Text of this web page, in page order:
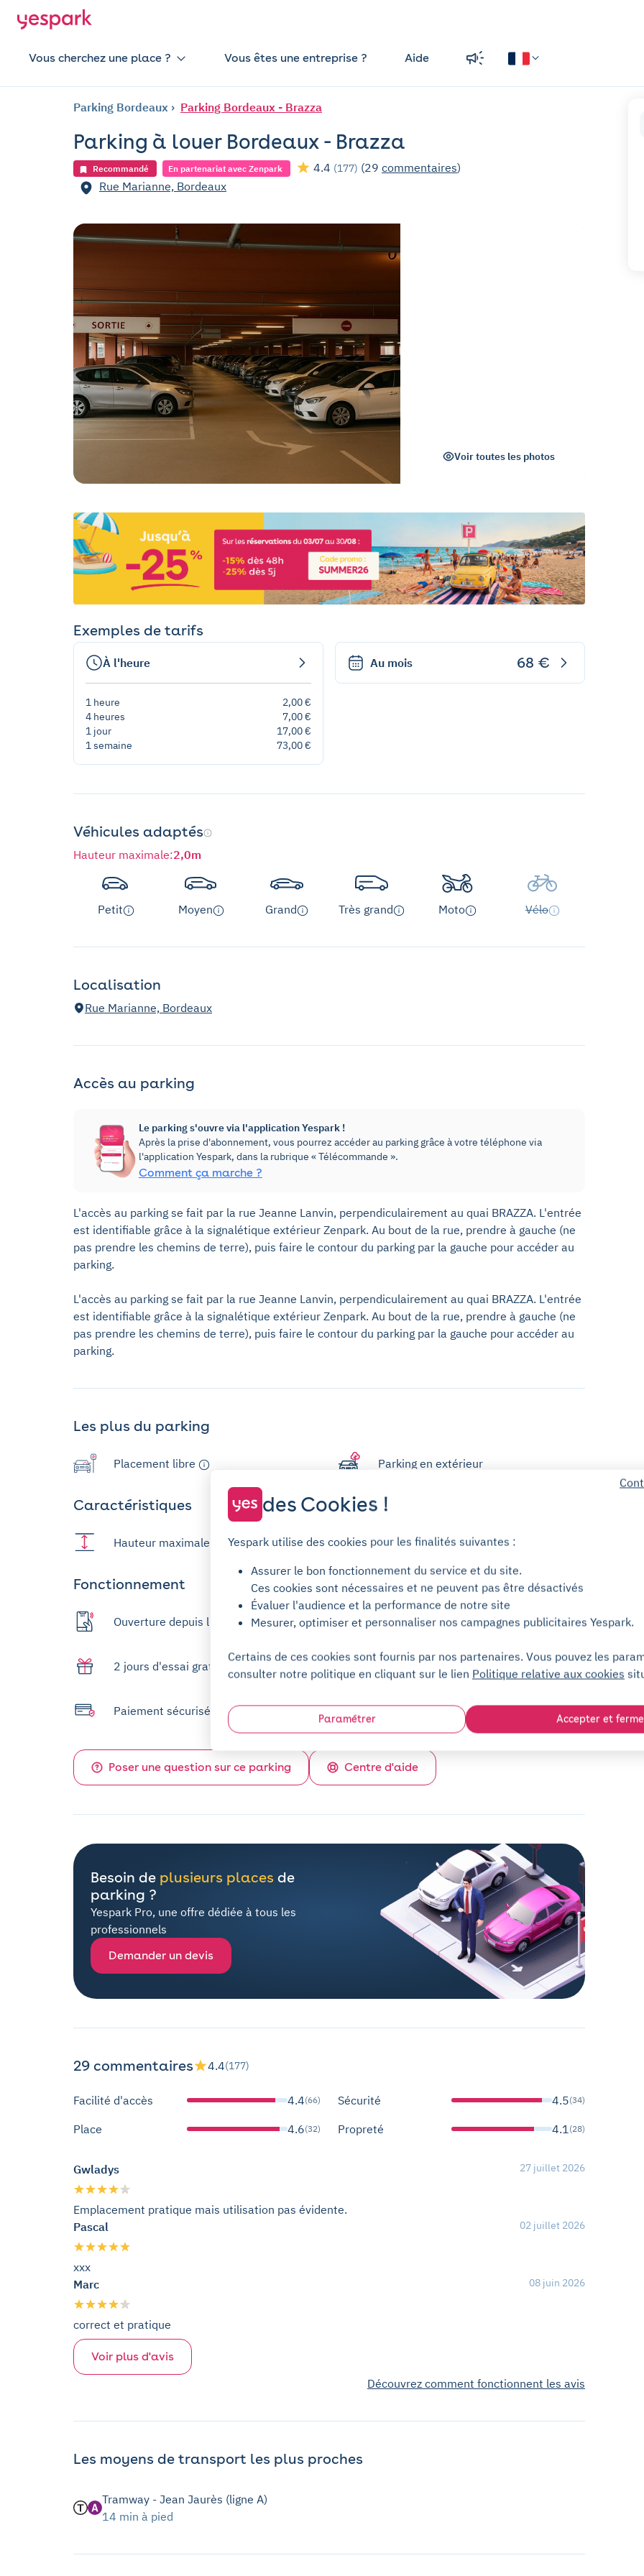
Vous cherchez une place ? Vous êtes une entreprise ? Aide
Parking Bordeaux Parking Bordeaux - Brazza
Parking à louer Bordeaux - Brazza
Recommandé En partenariat avec Zenpark 4.4 (177) (29 commentaires)
Rue Marianne, Bordeaux
Voir toutes les photos
Exemples de tarifs
À l'heure
1 heure
2,00 €
4 heures
7,00 €
1 jour
17,00 €
1 semaine
73,00 €
Au mois 68 €
Véhicules adaptés
Hauteur maximale:2,0m
Petit Moyen Grand Très grand Moto Vélo
Localisation
Rue Marianne, Bordeaux
Accès au parking
Le parking s'ouvre via l'application Yespark !
Après la prise d'abonnement, vous pourrez accéder au parking grâce à votre téléphone via
l'application Yespark, dans la rubrique « Télécommande ».
Comment ça marche ?
L'accès au parking se fait par la rue Jeanne Lanvin, perpendiculairement au quai BRAZZA. L'entrée
est identifiable grâce à la signalétique extérieur Zenpark. Au bout de la rue, prendre à gauche (ne
pas prendre les chemins de terre), puis faire le contour du parking par la gauche pour accéder au
parking.
L'accès au parking se fait par la rue Jeanne Lanvin, perpendiculairement au quai BRAZZA. L'entrée
est identifiable grâce à la signalétique extérieur Zenpark. Au bout de la rue, prendre à gauche (ne
pas prendre les chemins de terre), puis faire le contour du parking par la gauche pour accéder au
parking.
Les plus du parking
Placement libre Parking en extérieur
Caractéristiques
Hauteur maximale : 2,0m Ascenseur
Fonctionnement
Ouverture depuis l'app Service client (7j/7)
2 jours d'essai gratuit Sans engagement
Paiement sécurisé Sans dépôt de garantie
Poser une question sur ce parking Centre d'aide
Besoin de plusieurs places de
parking ?
Yespark Pro, une offre dédiée à tous les
professionnels
Demander un devis
29 commentaires 4.4(177)
Facilité d'accès 4.4(66) Sécurité 4.5(34)
Place 4.6(32) Propreté 4.1(28)
Gwladys 27 juillet 2026
Emplacement pratique mais utilisation pas évidente.
Pascal
02 juillet 2026
xxx
Marc
08 juin 2026
correct et pratique
Voir plus d'avis
Découvrez comment fonctionnent les avis
Les moyens de transport les plus proches
Tramway - Jean Jaurès (ligne A)
14 min à pied
des Cookies !
Yespark utilise des cookies pour les finalités suivantes :
Assurer le bon fonctionnement du service et du site.
Ces cookies sont nécessaires et ne peuvent pas être désactivés
Évaluer l'audience et la performance de notre site
Mesurer, optimiser et personnaliser nos campagnes publicitaires Yespark.
Certains de ces cookies sont fournis par nos partenaires. Vous pouvez les
consulter notre politique en cliquant sur le lien Politique relative aux cookies
Paramétrer Accepter et